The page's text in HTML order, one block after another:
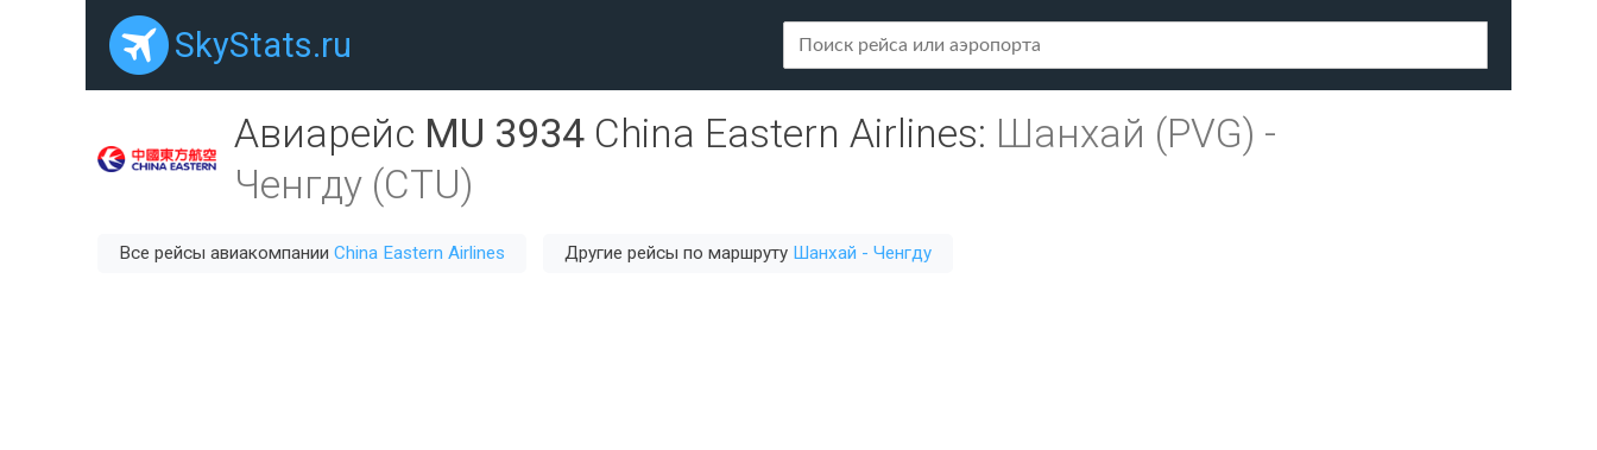
SkyStats.ru
Авиарейс MU 3934 China Eastern Airlines: Шанхай (PVG) -
Ченгду (CTU)
Все рейсы авиакомпании China Eastern Airlines Другие рейсы по маршруту Шанхай - Ченгду